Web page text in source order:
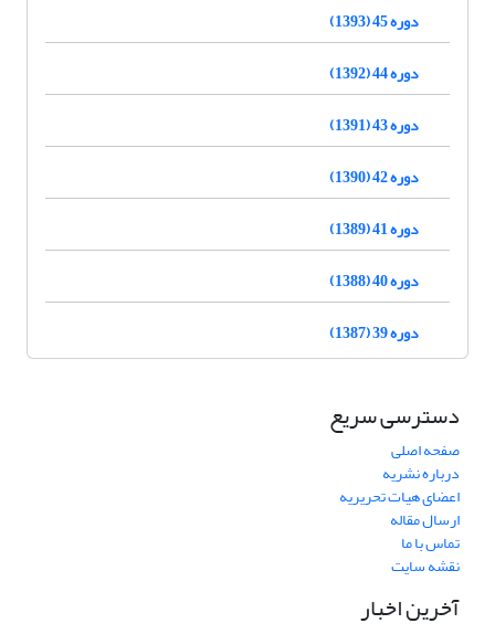
دوره 45 (1393)
دوره 44 (1392)
دوره 43 (1391)
دوره 42 (1390)
دوره 41 (1389)
دوره 40 (1388)
دوره 39 (1387)
دسترسی سریع
صفحه اصلی
درباره نشریه
اعضای هیات تحریریه
ارسال مقاله
تماس با ما
نقشه سایت
آخرین اخبار